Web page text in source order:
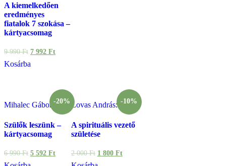
A kiemelkedően
eredményes
fiatalok 7 szokása –
kártyacsomag
9 990Ft 7 992 Ft
Kosárba
-20%
Mihalec Gábor
Szülők leszünk –
kártyacsomag
6 990Ft 5 592 Ft
-10%
Lovas András:
A spirituális vezető
születése
2 000Ft 1 800 Ft